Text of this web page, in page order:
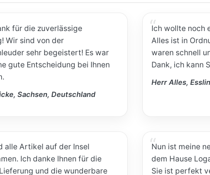
für die zuverlässige
Wir sind von der
sehr begeistert! Es war
gute Entscheidung bei Ihnen
Sachsen, Deutschland
Ich wollte noch
Alles ist in
waren schnell
Dank, ich kann
Herr Alles,
alle Artikel auf der Insel
Ich danke Ihnen für die
und die wunderbare
Nun ist meine
dem Hause
Sie ist perfekt